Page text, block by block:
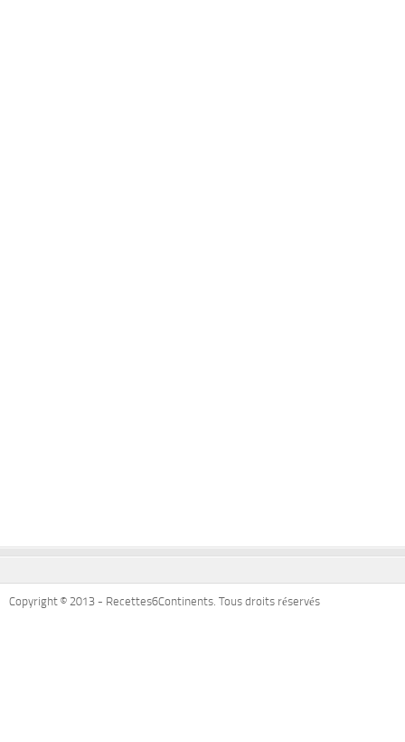
Copyright © 2013 - Recettes6Continents. Tous droits réservés